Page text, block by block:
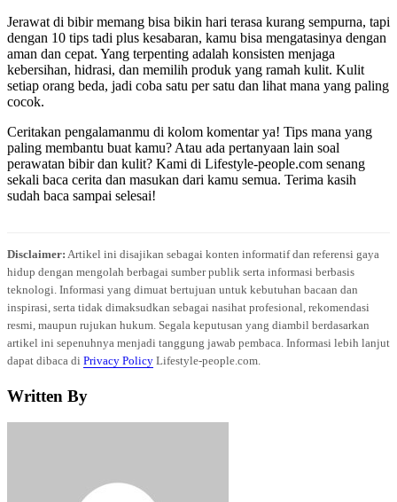
Jerawat di bibir memang bisa bikin hari terasa kurang sempurna, tapi
dengan 10 tips tadi plus kesabaran, kamu bisa mengatasinya dengan
aman dan cepat. Yang terpenting adalah konsisten menjaga
kebersihan, hidrasi, dan memilih produk yang ramah kulit. Kulit
setiap orang beda, jadi coba satu per satu dan lihat mana yang paling
cocok.
Ceritakan pengalamanmu di kolom komentar ya! Tips mana yang
paling membantu buat kamu? Atau ada pertanyaan lain soal
perawatan bibir dan kulit? Kami di Lifestyle-people.com senang
sekali baca cerita dan masukan dari kamu semua. Terima kasih
sudah baca sampai selesai!
Disclaimer: Artikel ini disajikan sebagai konten informatif dan referensi gaya
hidup dengan mengolah berbagai sumber publik serta informasi berbasis
teknologi. Informasi yang dimuat bertujuan untuk kebutuhan bacaan dan
inspirasi, serta tidak dimaksudkan sebagai nasihat profesional, rekomendasi
resmi, maupun rujukan hukum. Segala keputusan yang diambil berdasarkan
artikel ini sepenuhnya menjadi tanggung jawab pembaca. Informasi lebih lanjut
dapat dibaca di Privacy Policy Lifestyle-people.com.
Written By